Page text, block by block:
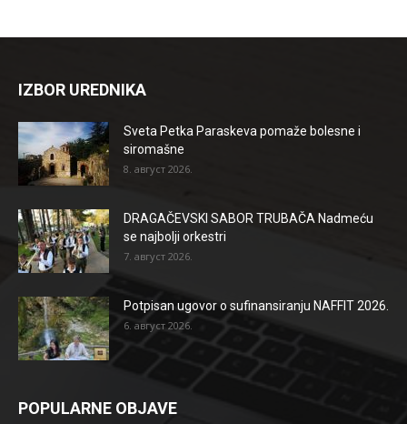
IZBOR UREDNIKA
Sveta Petka Paraskeva pomaže bolesne i
siromašne
8. август 2026.
DRAGAČEVSKI SABOR TRUBAČA Nadmeću
se najbolji orkestri
7. август 2026.
Potpisan ugovor o sufinansiranju NAFFIT 2026.
6. август 2026.
POPULARNE OBJAVE